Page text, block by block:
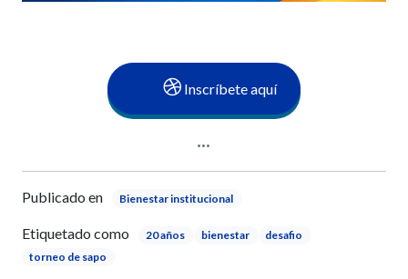
Inscríbete aquí
Publicado en Bienestar institucional
Etiquetado como 20 años bienestar
desafio
torneo de sapo